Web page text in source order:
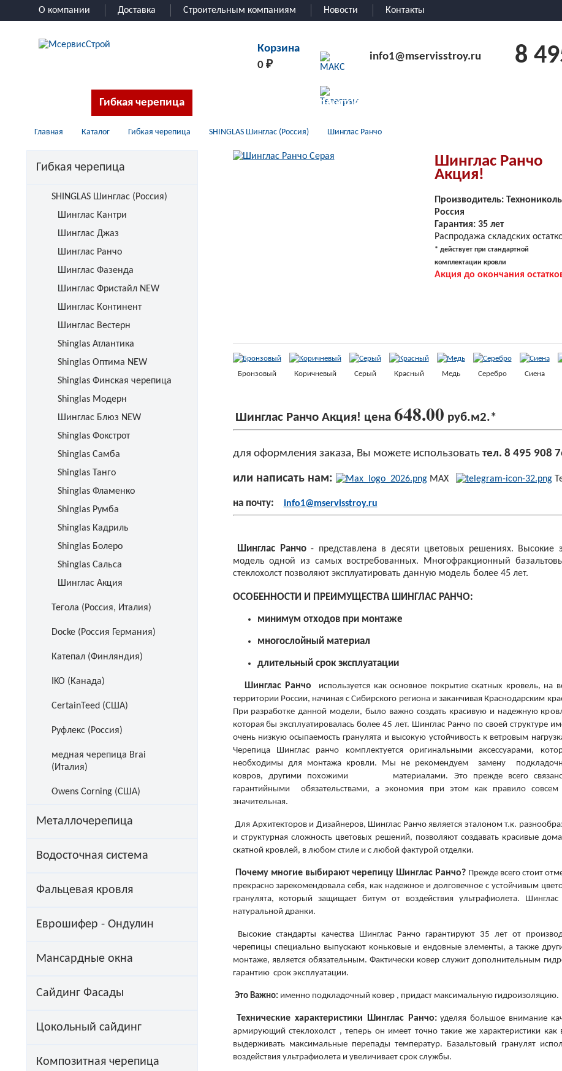
О компании Доставка Строительным компаниям Новости Контакты
Корзина
0₽
info1@mservisstroy.ru 8
Гибкая черепица Водосточная система
Главная Каталог Гибкая черепица SHINGLAS Шинглас (Россия) Шинглас Ранчо
Гибкая черепица
SHINGLAS Шинглас (Россия)
Шинглас Кантри
Шинглас Джаз
Шинглас Ранчо
Шинглас Фазенда
Шинглас Фристайл NEW
Шинглас Континент
Шинглас Вестерн
Shinglas Атлантика
Shinglas Оптима NEW
Shinglas Финская черепица
Shinglas Модерн
Шинглас Блюз NEW
Shinglas Фокстрот
Shinglas Самба
Shinglas Танго
Shinglas Фламенко
Shinglas Румба
Shinglas Кадриль
Shinglas Болеро
Shinglas Сальса
Шинглас Акция
Тегола (Россия, Италия)
Docke (Россия Германия)
Катепал (Финляндия)
IKO (Канада)
CertainTeed (США)
Руфлекс (Россия)
медная черепица Brai
(Италия)
Owens Corning (США)
Металлочерепица
Водосточная система
Фальцевая кровля
Еврошифер - Ондулин
Мансардные окнa
Сайдинг Фасады
Цокольный сайдинг
Композитная черепица
Шинглас Ранчо
Акция!
Производитель: Технониколь
Россия
Гарантия: 35 лет
Распродажа складских
* действует при стандартной
комплектации кровли
Акция до окончания
Бронзовый Коричневый Серый Красный Медь Серебро Сиена
Шинглас Ранчо Акция! цена 648.00 руб.м2.*
для оформления заказа, Вы можете использовать тел. 8 495 908
или написать нам: MAX
на почту: info1@mservisstroy.ru
Шинглас Ранчо- представлена в десяти цветовых решениях. Высокие
модель одной из самых востребованных. Многофракционный
стеклохолст позволяют эксплуатировать данную модель более 45 лет.
ОСОБЕННОСТИ И ПРЕИМУЩЕСТВА ШИНГЛАС РАНЧО:
минимум отходов при монтаже
многослойный материал
длительный срок эксплуатации
Шинглас Ранчо
используется как основное покрытие скатных кровель, на
территории России, начиная с Сибирского региона и заканчивая Краснодарским
При разработке данной модели, было важно создать красивую и надежную
которая бы эксплуатировалась более 45 лет. Шинглас Ранчо по своей структуре
очень низкую осыпаемость гранулята и высокую устойчивость к ветровым
Черепица Шинглас ранчо комплектуется оригинальными аксессуарами,
необходимы для монтажа кровли. Мы не рекомендуем замену
ковров, другими похожими материалами. Это прежде всего
гарантийными обязательствами, а экономия при этом как правило совсем
значительная.
Для Архитекторов и Дизайнеров, Шинглас Ранчо является эталоном т.к.
и структурная сложность цветовых решений, позволяют создавать красивые
скатной кровлей, в любом стиле и с любой фактурой отделки.
Почему многие выбирают черепицу Шинглас Ранчо? Прежде всего стоит
прекрасно зарекомендовала себя, как надежное и долговечное с устойчивым
гранулята, который защищает битум от воздействия ультрафиолета.
натуральной дранки.
Высокие стандарты качества Шинглас Ранчо гарантируют 35 лет от
черепицы специально выпускают коньковые и ендовные элементы, а также
монтаже, является обязательным. Фактически ковер служит дополнительным
гарантию срок эксплуатации.
Это Важно: именно подкладочный ковер , придаст максимальную гидроизоляцию.
Технические характеристики Шинглас Ранчо:уделяя большое внимание
армирующий стеклохолст , теперь он имеет точно такие же характеристики
выдерживать максимальные перепады температур. Базальтовый гранулят
воздействия ультрафиолета и увеличивает срок службы.